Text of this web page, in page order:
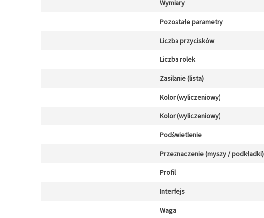
Wymiary
Pozostałe parametry
Liczba przycisków
Liczba rolek
Zasilanie (lista)
Kolor (wyliczeniowy)
Kolor (wyliczeniowy)
Podświetlenie
Przeznaczenie (myszy / podkładki)
Profil
Interfejs
Waga